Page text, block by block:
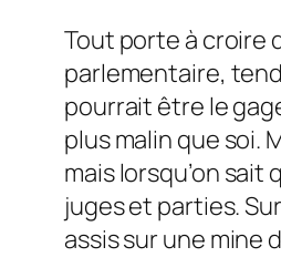
Tout porte à croire
parlementaire,
pourrait être le
plus malin que soi.
mais lorsqu’on sait
juges et parties.
assis sur une mine